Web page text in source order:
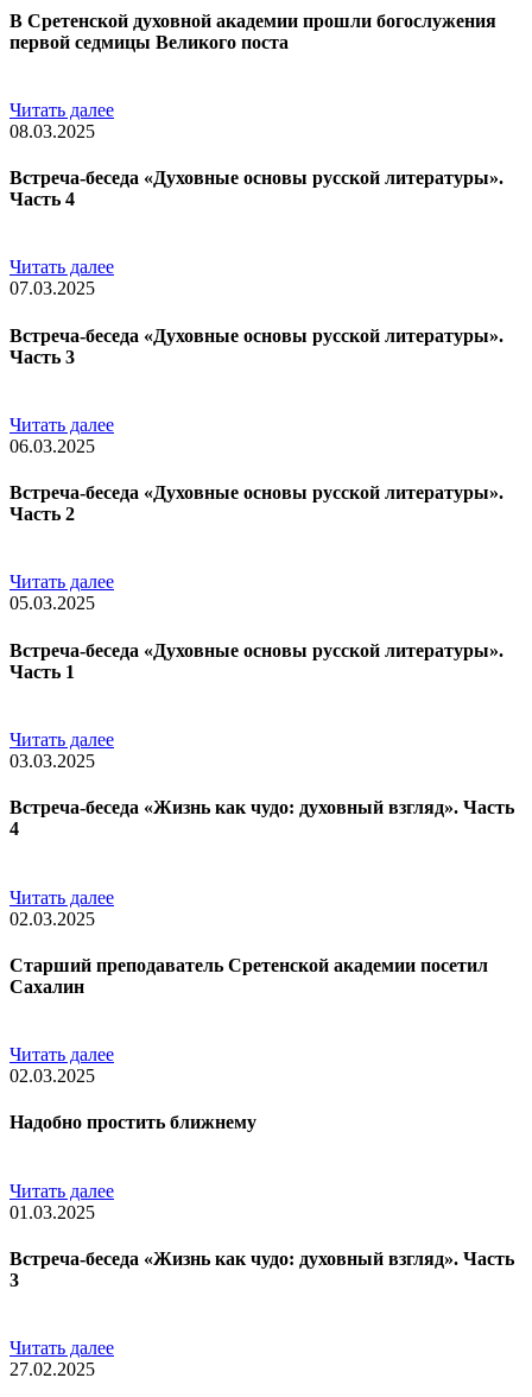
В Сретенской духовной академии прошли богослужения
первой седмицы Великого поста
Читать далее
08.03.2025
Встреча-беседа «Духовные основы русской литературы».
Часть 4
Читать далее
07.03.2025
Встреча-беседа «Духовные основы русской литературы».
Часть 3
Читать далее
06.03.2025
Встреча-беседа «Духовные основы русской литературы».
Часть 2
Читать далее
05.03.2025
Встреча-беседа «Духовные основы русской литературы».
Часть 1
Читать далее
03.03.2025
Встреча-беседа «Жизнь как чудо: духовный взгляд». Часть
4
Читать далее
02.03.2025
Старший преподаватель Сретенской академии посетил
Сахалин
Читать далее
02.03.2025
Надобно простить ближнему
Читать далее
01.03.2025
Встреча-беседа «Жизнь как чудо: духовный взгляд». Часть
3
Читать далее
27.02.2025